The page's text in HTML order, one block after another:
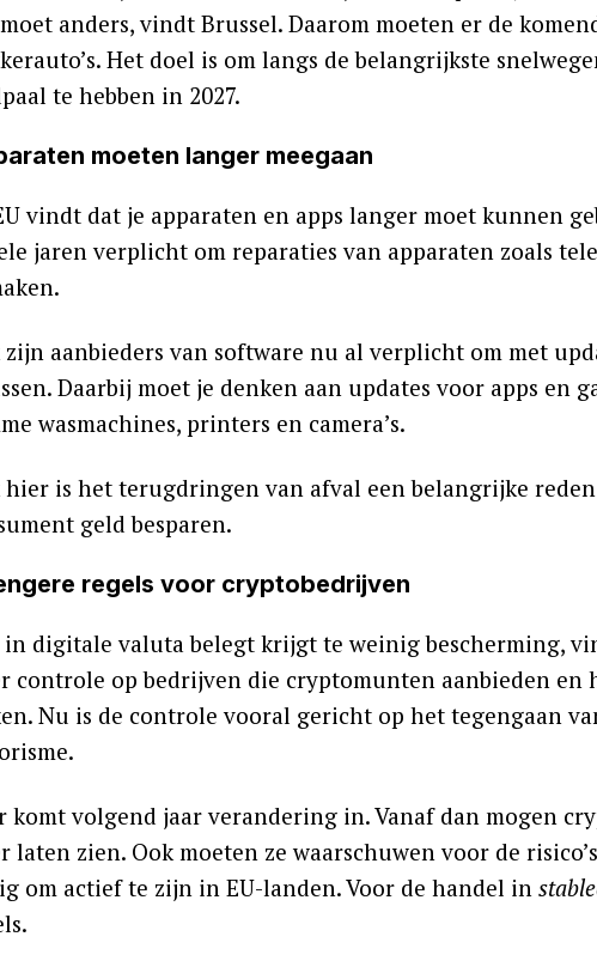
anders, vindt Brussel. Daarom moeten er de
Het doel is om langs de belangrijkste
te hebben in 2027.
moeten langer meegaan
vindt dat je apparaten en apps langer moet kunnen
jaren verplicht om reparaties van apparaten zoals
zijn aanbieders van software nu al verplicht om met
Daarbij moet je denken aan updates voor apps en
wasmachines, printers en camera’s.
hier is het terugdringen van afval een belangrijke
geld besparen.
regels voor cryptobedrijven
digitale valuta belegt krijgt te weinig bescherming,
controle op bedrijven die cryptomunten aanbieden
Nu is de controle vooral gericht op het tegengaan
komt volgend jaar verandering in. Vanaf dan mogen
laten zien. Ook moeten ze waarschuwen voor de
om actief te zijn in EU-landen. Voor de handel in